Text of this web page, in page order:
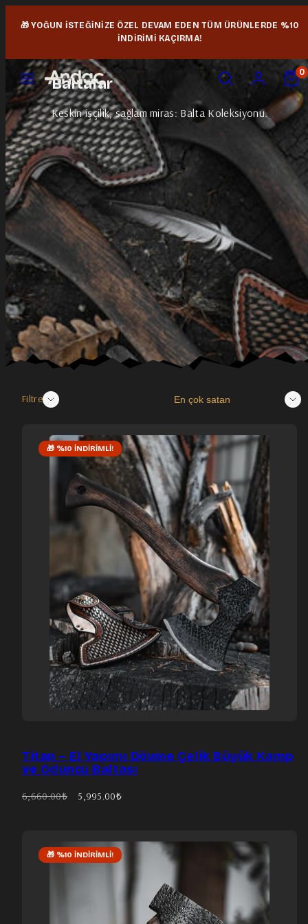
geç🎁 YOĞUN İSTEĞİNİZE ÖZEL DEVAM EDEN TÜM ÜRÜNLERDE %10
İNDİRİMİ KAÇIRMA!
MENÜ ARA 0
Baltalar
Keskin işçilik, sağlam miras: Balta Koleksiyonu.
Filtre Sırala:
🎁 %10 İNDIRIMLI!
Titan – El Yapımı Dövme Çelik Büyük Kamp
ve Oduncu Baltası
Eski
6,660.00₺
İndirimli
5,995.00₺
🎁 %10 İNDIRIMLI!